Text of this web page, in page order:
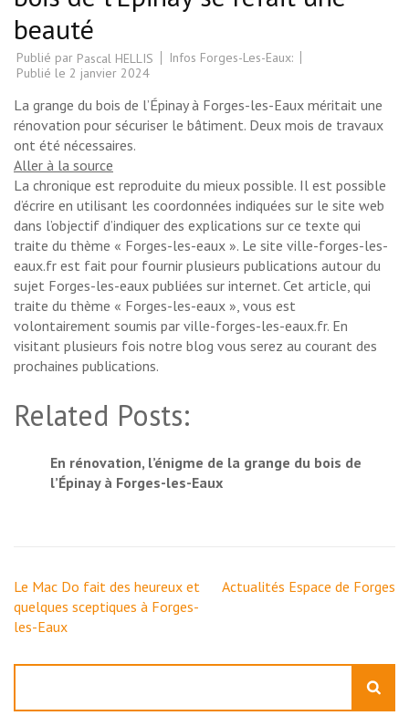
beauté
Publié par Pascal HELLIS
Infos Forges-Les-Eaux:
Publié le 2 janvier 2024
La grange du bois de l’Épinay à Forges-les-Eaux méritait une
rénovation pour sécuriser le bâtiment. Deux mois de travaux
ont été nécessaires.
Aller à la source
La chronique est reproduite du mieux possible. Il est possible
d’écrire en utilisant les coordonnées indiquées sur le site web
dans l’objectif d’indiquer des explications sur ce texte qui
traite du thème « Forges-les-eaux ». Le site ville-forges-les-
eaux.fr est fait pour fournir plusieurs publications autour du
sujet Forges-les-eaux publiées sur internet. Cet article, qui
traite du thème « Forges-les-eaux », vous est
volontairement soumis par ville-forges-les-eaux.fr. En
visitant plusieurs fois notre blog vous serez au courant des
prochaines publications.
Related Posts:
En rénovation, l’énigme de la grange du bois de
l’Épinay à Forges-les-Eaux
Navigation
de
l’article
Le Mac Do fait des heureux et
quelques sceptiques à Forges-
les-Eaux
Actualités Espace de Forges